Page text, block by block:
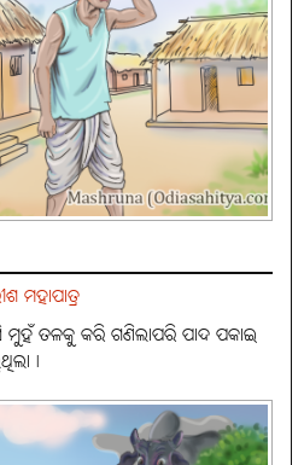
ମହାପାତ୍ର
ମୁହଁ ତଳକୁ କରି ଗଣିଲାପରି ପାଦ ପକାଇ